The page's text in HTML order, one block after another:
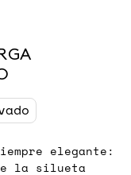
elegante:
la silueta